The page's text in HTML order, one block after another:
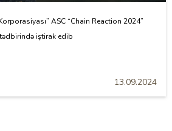
ASC “Chain Reaction 2024”
tədbirində iştirak edib
13.09.2024